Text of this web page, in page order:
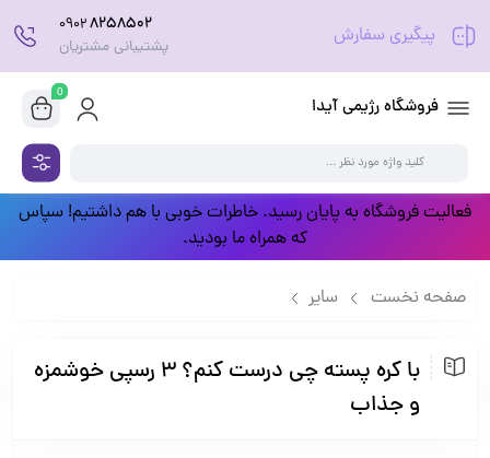
پیگیری سفارش 8258502
0902
پشتیبانی مشتریان
فروشگاه رژیمی آیدا
0
فعالیت فروشگاه به پایان رسید. خاطرات خوبی با هم داشتیم! سپاس
که همراه ما بودید.
صفحه نخست سایر
با کره پسته چی درست کنم؟ 3 رسپی خوشمزه
و جذاب